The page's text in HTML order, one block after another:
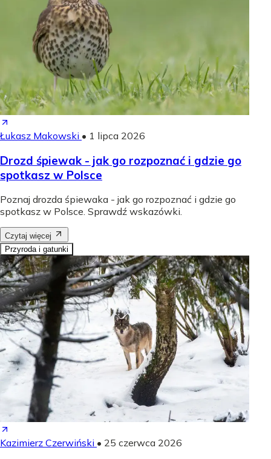
Łukasz Makowski • 1 lipca 2026
Drozd śpiewak - jak go rozpoznać i gdzie go
spotkasz w Polsce
Poznaj drozda śpiewaka - jak go rozpoznać i gdzie go
spotkasz w Polsce. Sprawdź wskazówki.
Czytaj więcej
Przyroda i gatunki
Kazimierz Czerwiński • 25 czerwca 2026